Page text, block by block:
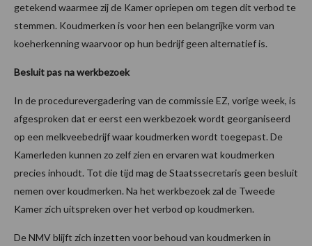
getekend waarmee zij de Kamer opriepen om tegen dit verbod te
stemmen. Koudmerken is voor hen een belangrijke vorm van
koeherkenning waarvoor op hun bedrijf geen alternatief is.
Besluit pas na werkbezoek
In de procedurevergadering van de commissie EZ, vorige week, is
afgesproken dat er eerst een werkbezoek wordt georganiseerd
op een melkveebedrijf waar koudmerken wordt toegepast. De
Kamerleden kunnen zo zelf zien en ervaren wat koudmerken
precies inhoudt. Tot die tijd mag de Staatssecretaris geen besluit
nemen over koudmerken. Na het werkbezoek zal de Tweede
Kamer zich uitspreken over het verbod op koudmerken.
De NMV blijft zich inzetten voor behoud van koudmerken in